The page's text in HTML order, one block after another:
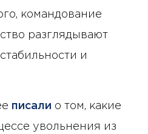
командование
разглядывают
и
писали о том, какие
увольнения из